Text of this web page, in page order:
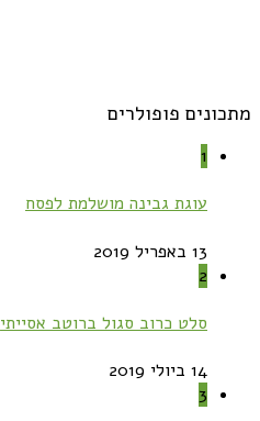
מתכונים פופולרים
1
עוגת גבינה מושלמת לפסח
13 באפריל 2019
2
סלט כרוב סגול ברוטב אסייתי
14 ביולי 2019
3